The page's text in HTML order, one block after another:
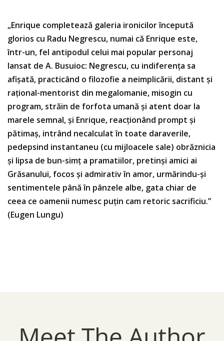
„Enrique completează galeria ironicilor începută
glorios cu Radu Negrescu, numai că Enrique este,
într-un, fel antipodul celui mai popular personaj
lansat de A. Busuioc: Negrescu, cu indiferența sa
afișată, practicând o filozofie a neimplicării, distant și
rațional-mentorist din megalomanie, misogin cu
program, străin de forfota umană și atent doar la
marele semnal, și Enrique, reacționând prompt și
pătimaș, intrând necalculat în toate daraverile,
pedepsind instantaneu (cu mijloacele sale) obrăznicia
și lipsa de bun-simț a pramatiilor, pretinși amici ai
Grăsanului, focos și admirativ în amor, urmărindu-și
sentimentele până în pânzele albe, gata chiar de
ceea ce oamenii numesc puțin cam retoric sacrificiu.”
(Eugen Lungu)